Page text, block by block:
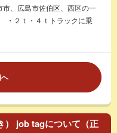
市、広島市佐伯区、西区の一
・２ｔ・４ｔトラックに乗
） job tagについて（正